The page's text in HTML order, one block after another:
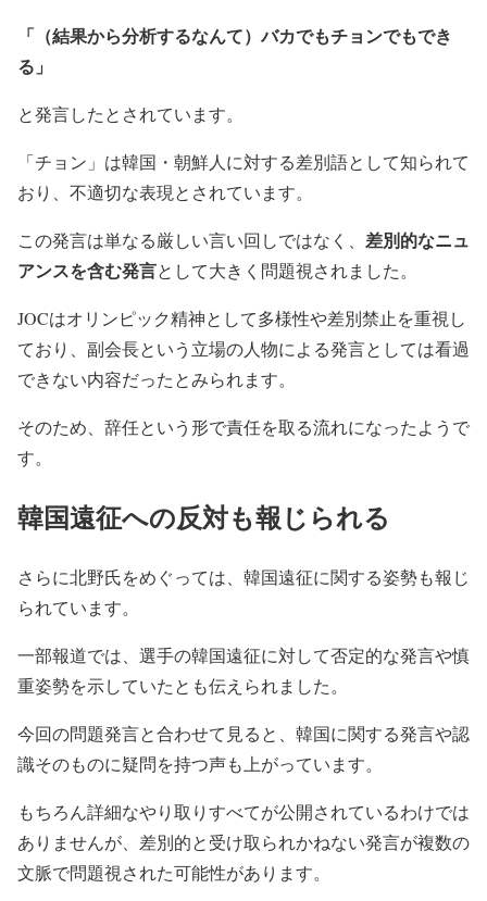
「（結果から分析するなんて）バカでもチョンでもでき
る」
と発言したとされています。
「チョン」は韓国・朝鮮人に対する差別語として知られて
おり、不適切な表現とされています。
この発言は単なる厳しい言い回しではなく、 差別的なニュ
アンスを含む発言として大きく問題視されました。
JOCはオリンピック精神として多様性や差別禁止を重視し
ており、副会長という立場の人物による発言としては看過
できない内容だったとみられます。
そのため、辞任という形で責任を取る流れになったようで
す。
韓国遠征への反対も報じられる
さらに北野氏をめぐっては、韓国遠征に関する姿勢も報じ
られています。
一部報道では、選手の韓国遠征に対して否定的な発言や慎
重姿勢を示していたとも伝えられました。
今回の問題発言と合わせて見ると、韓国に関する発言や認
識そのものに疑問を持つ声も上がっています。
もちろん詳細なやり取りすべてが公開されているわけでは
ありませんが、差別的と受け取られかねない発言が複数の
文脈で問題視された可能性があります。